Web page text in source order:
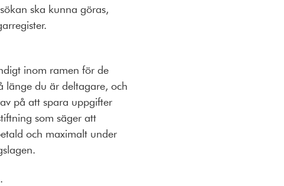
ska kunna göras,
inom ramen för de
länge du är deltagare, och
på att spara uppgifter
som säger att
och maximalt under